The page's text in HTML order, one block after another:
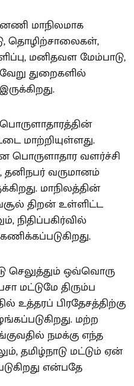
மாநிலமாக
தொழிற்சாலைகள்,
மனிதவள மேம்பாடு,
துறைகளில்
மாற்றியுள்ளது.
பொருளாதார வளர்ச்சி
தனிநபர் வருமானம்
மாநிலத்தின்
வசூல் திறன் உள்ளிட்ட
நிதிப்பகிர்வில்
செலுத்தும் ஒவ்வொரு
மட்டுமே திரும்ப
உத்தரப் பிரதேசத்திற்கு
மற்ற
நமக்கு எந்த
தமிழ்நாடு மட்டும் ஏன்
என்பதே